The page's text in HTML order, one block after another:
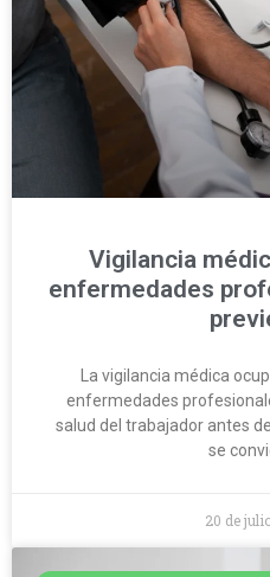
Vigilancia
enfermedades
La vigilancia médica
enfermedades
salud del trabajador antes
se
20 de